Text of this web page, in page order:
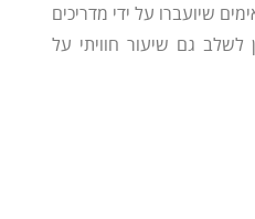
שיועברו על ידי מדריכים
לשלב גם שיעור חוויתי על